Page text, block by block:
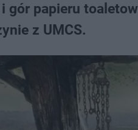
papieru
z UMCS.